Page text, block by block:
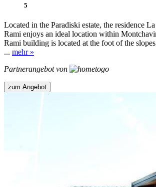
5
Located in the Paradiski estate, the residence
Rami enjoys an ideal location within
Rami building is located at the foot of the
... mehr »
Partnerangebot von
zum Angebot